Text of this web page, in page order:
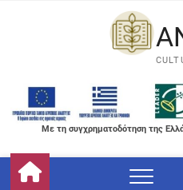
Με τη συγχρηματοδότηση της